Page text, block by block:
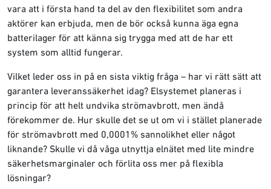
vara att i första hand ta del av den flexibilitet som andra
aktörer kan erbjuda, men de bör också kunna äga egna
batterilager för att känna sig trygga med att de har ett
system som alltid fungerar.
Vilket leder oss in på en sista viktig fråga – har vi rätt sätt att
garantera leveranssäkerhet idag? Elsystemet planeras i
princip för att helt undvika strömavbrott, men ändå
förekommer de. Hur skulle det se ut om vi i stället planerade
för strömavbrott med 0,0001% sannolikhet eller något
liknande? Skulle vi då våga utnyttja elnätet med lite mindre
säkerhetsmarginaler och förlita oss mer på flexibla
lösningar?